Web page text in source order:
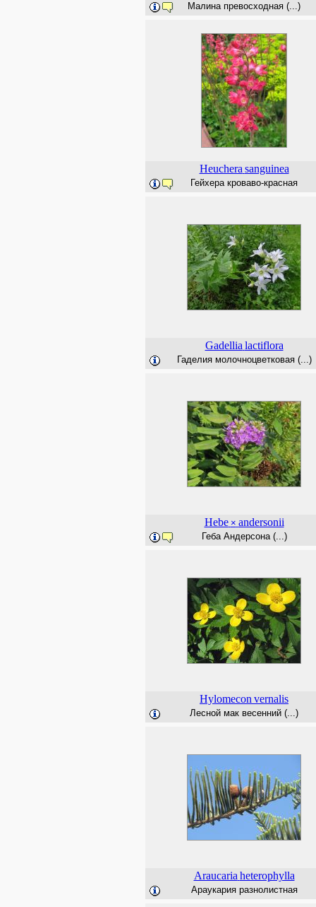
Малина превосходная (...)
Heuchera sanguinea
Гейхера кроваво-красная
Gadellia lactiflora
Гаделия молочноцветковая (...)
Hebe × andersonii
Геба Андерсона (...)
Hylomecon vernalis
Лесной мак весенний (...)
Araucaria heterophylla
Араукария разнолистная